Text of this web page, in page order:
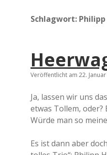
Schlagwort:
Veröffentlicht am 22.
Ja, lassen wir uns
etwas Tollem,
Würde man so
Es ist dann aber